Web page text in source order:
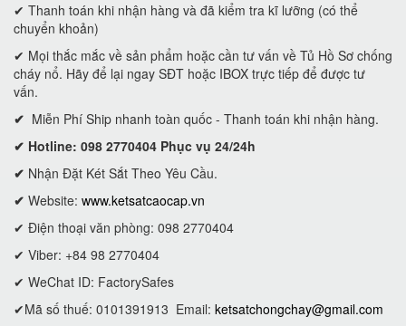
✔ Thanh toán khi nhận hàng và đã kiểm tra kĩ lưỡng (có thể
chuyển khoản)
✔ Mọi thắc mắc về sản phẩm hoặc cần tư vấn về Tủ Hồ Sơ chống
cháy nổ. Hãy để lại ngay SĐT hoặc IBOX trực tiếp để được tư
vấn.
✔ Miễn Phí Ship nhanh toàn quốc - Thanh toán khi nhận hàng.
✔ Hotline: 098 2770404 Phục vụ 24/24h
✔ Nhận Đặt Két Sắt Theo Yêu Cầu.
✔ Website: www.ketsatcaocap.vn
✔ Điện thoại văn phòng: 098 2770404
✔ Viber: +84 98 2770404
✔ WeChat ID: FactorySafes
✔Mã số thuế: 0101391913 Email: ketsatchongchay@gmail.com